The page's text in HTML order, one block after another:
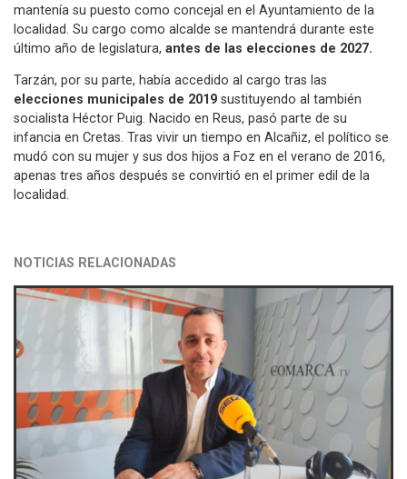
mantenía su puesto como concejal en el Ayuntamiento de la
localidad. Su cargo como alcalde se mantendrá durante este
último año de legislatura, antes de las elecciones de 2027.
Tarzán, por su parte, había accedido al cargo tras las
elecciones municipales de 2019 sustituyendo al también
socialista Héctor Puig. Nacido en Reus, pasó parte de su
infancia en Cretas. Tras vivir un tiempo en Alcañiz, el político se
mudó con su mujer y sus dos hijos a Foz en el verano de 2016,
apenas tres años después se convirtió en el primer edil de la
localidad.
NOTICIAS RELACIONADAS